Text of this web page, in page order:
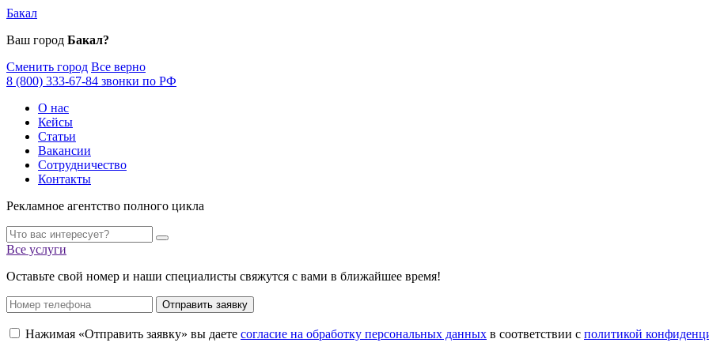
Бакал
Ваш город Бакал?
Сменить город Все верно
8 (800) 333-67-84 звонки по РФ
О нас
Кейсы
Статьи
Вакансии
Сотрудничество
Контакты
Рекламное агентство полного цикла
Все услуги
Оставьте свой номер и наши специалисты свяжутся с вами в ближайшее время!
Отправить заявку
Нажимая «Отправить заявку» вы даете согласие на обработку персональных данных в соответствии с политикой